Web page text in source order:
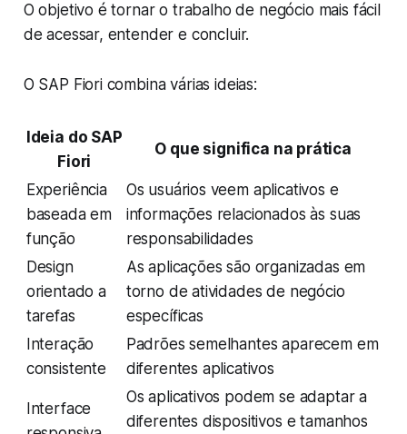
O objetivo é tornar o trabalho de negócio mais fácil
de acessar, entender e concluir.
O SAP Fiori combina várias ideias:
Ideia do SAP
Fiori
O que significa na prática
Experiência
baseada em
função
Os usuários veem aplicativos e
informações relacionados às suas
responsabilidades
Design
orientado a
tarefas
As aplicações são organizadas em
torno de atividades de negócio
específicas
Interação
consistente
Padrões semelhantes aparecem em
diferentes aplicativos
Interface
Os aplicativos podem se adaptar a
diferentes dispositivos e tamanhos